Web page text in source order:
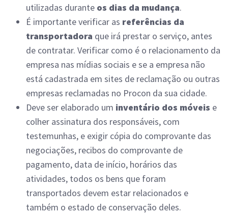
utilizadas durante os dias da mudança.
É importante verificar as referências da
transportadora que irá prestar o serviço, antes
de contratar. Verificar como é o relacionamento da
empresa nas mídias sociais e se a empresa não
está cadastrada em sites de reclamação ou outras
empresas reclamadas no Procon da sua cidade.
Deve ser elaborado um inventário dos móveis e
colher assinatura dos responsáveis, com
testemunhas, e exigir cópia do comprovante das
negociações, recibos do comprovante de
pagamento, data de início, horários das
atividades, todos os bens que foram
transportados devem estar relacionados e
também o estado de conservação deles.